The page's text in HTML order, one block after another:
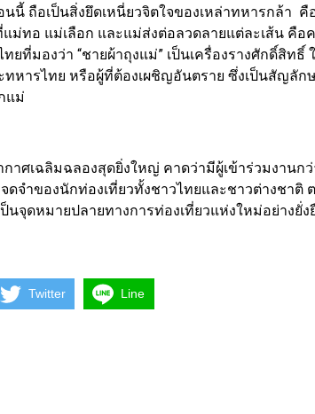
ถือเป็นสิ่งยึดเหนี่ยวจิตใจของเหล่าทหารกล้า คือ
ม่ทอ แม่เลือก และแม่ส่งต่อลวดลายแต่ละเส้น คือ
ยที่มองว่า “ชายผ้าถุงแม่” เป็นเครื่องรางศักดิ์สิท
ทหารไทย หรือผู้ที่ต้องเผชิญอันตราย ซึ่งเป็นสัญลั
แม่
กาศเฉลิมฉลองสุดยิ่งใหญ่ คาดว่ามีผู้เข้าร่วมงานก
ดจำของนักท่องเที่ยวทั้งชาวไทยและชาวต่างชาติ
นจุดหมายปลายทางการท่องเที่ยวแห่งใหม่อย่างยั่ง
Twitter Line